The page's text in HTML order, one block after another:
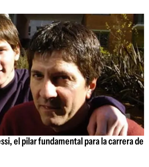
el pilar fundamental para la carrera de